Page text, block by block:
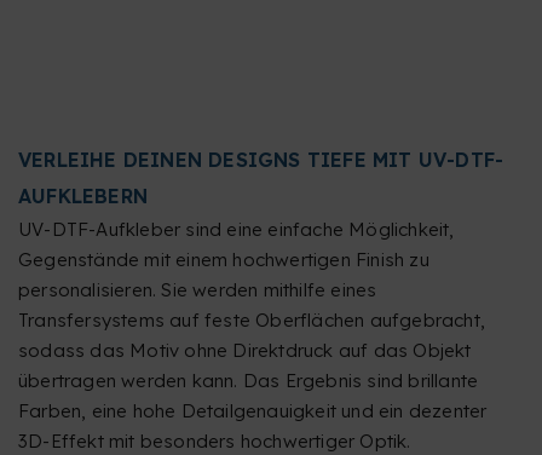
VERLEIHE DEINEN DESIGNS TIEFE MIT UV-DTF-
AUFKLEBERN
UV-DTF-Aufkleber sind eine einfache Möglichkeit,
Gegenstände mit einem hochwertigen Finish zu
personalisieren. Sie werden mithilfe eines
Transfersystems auf feste Oberflächen aufgebracht,
sodass das Motiv ohne Direktdruck auf das Objekt
übertragen werden kann. Das Ergebnis sind brillante
Farben, eine hohe Detailgenauigkeit und ein dezenter
3D-Effekt mit besonders hochwertiger Optik.